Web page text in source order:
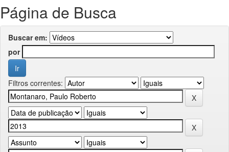
Página de Busca
Buscar em:
por
Filtros correntes: